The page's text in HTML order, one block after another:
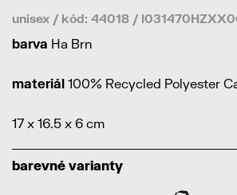
unisex / kód: 44018 /
barva Ha Brn
materiál 100% Recycled Polyester
17 x 16.5 x 6 cm
barevné varianty